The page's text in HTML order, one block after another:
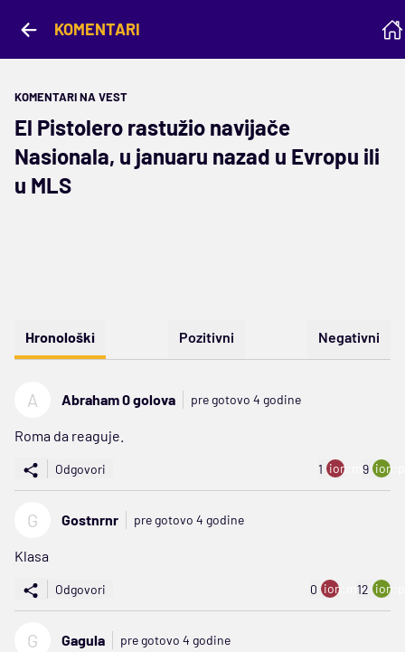
KOMENTARI
KOMENTARI NA VEST
El Pistolero rastužio navijače
Nasionala, u januaru nazad u Evropu ili
u MLS
Hronološki Pozitivni Negativni
A Abraham 0 golova pre gotovo 4 godine
Roma da reaguje.
Odgovori 1 ion:minus
9
G Gostnrnr pre gotovo 4 godine
Klasa
Odgovori 0 ion:minus
12
G Gagula pre gotovo 4 godine